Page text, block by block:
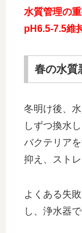
水質管理の
pH6.5-7.5維
春の水質
冬明け後、
しずつ換水
バクテリア
抑え、ストレ
よくある失
し、浄水器